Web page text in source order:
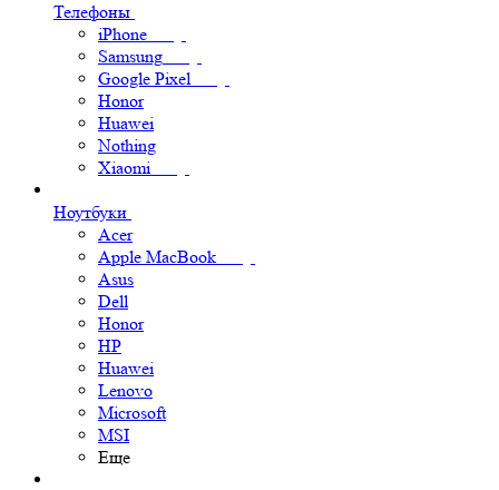
Телефоны
iPhone
Samsung
Google Pixel
Honor
Huawei
Nothing
Xiaomi
Ноутбуки
Acer
Apple MacBook
Asus
Dell
Honor
HP
Huawei
Lenovo
Microsoft
MSI
Еще